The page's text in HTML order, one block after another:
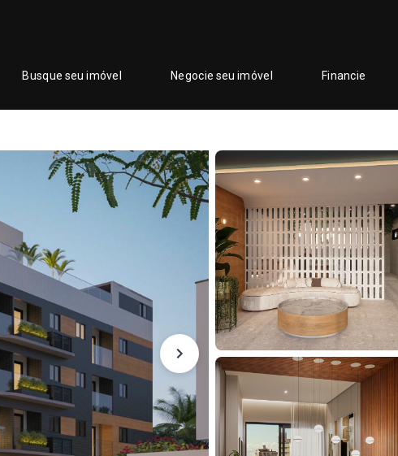
Busque seu imóvel Negocie seu imóvel Financie